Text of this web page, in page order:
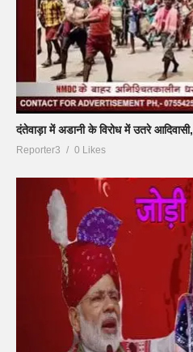
दंतेवाड़ा में अडानी के विरोध में उतरे
Reporter3 0 Likes